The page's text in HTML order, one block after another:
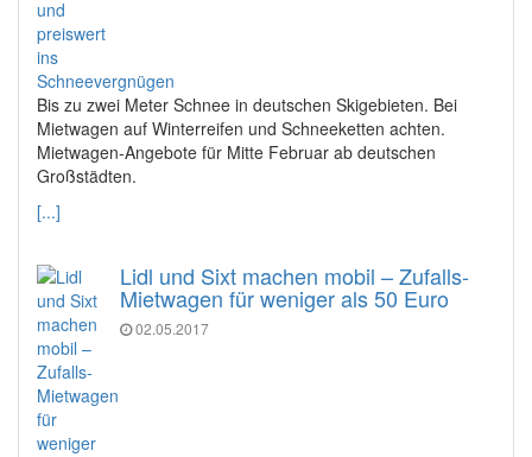
Bis zu zwei Meter Schnee in deutschen Skigebieten. Bei
Mietwagen auf Winterreifen und Schneeketten achten.
Mietwagen-Angebote für Mitte Februar ab deutschen
Großstädten.
[...]
Lidl und Sixt machen mobil – Zufalls-
Mietwagen für weniger als 50 Euro
02.05.2017